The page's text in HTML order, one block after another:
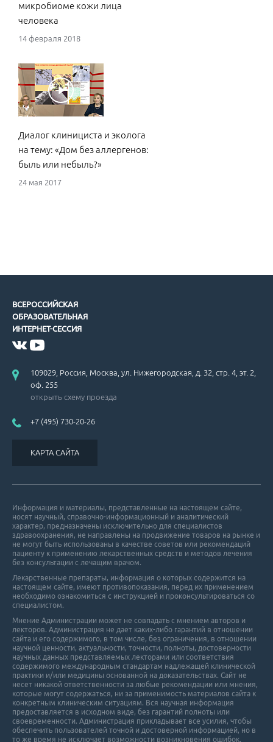
микробиоме кожи лица
человека
14 февраля 2018
Диалог клинициста и эколога
на тему: «Дом без аллергенов:
быль или небыль?»
24 мая 2017
ВСЕРОССИЙСКАЯ
ОБРАЗОВАТЕЛЬНАЯ
ИНТЕРНЕТ-СЕССИЯ
109029, Россия, Москва, ул. Нижегородская, д. 32, стр. 4, эт. 2,
оф. 255
открыть схему проезда
+7 (495) 730-20-26
КАРТА САЙТА
Информация и материалы, представленные на настоящем сайте,
носят научный, справочно-информационный и аналитический
характер, предназначены исключительно для специалистов
здравоохранения, не направлены на продвижение товаров на рынке и
не могут быть использованы в качестве советов или рекомендаций
пациенту к применению лекарственных средств и методов лечения
без консультации с лечащим врачом.
Лекарственные препараты, информация о которых содержится на
настоящем сайте, имеют противопоказания, перед их применением
необходимо ознакомиться с инструкцией и проконсультироваться со
специалистом.
Мнение Администрации может не совпадать с мнением авторов и
лекторов. Администрация не дает каких-либо гарантий в отношении
cайта и его cодержимого, в том числе, без ограничения, в отношении
научной ценности, актуальности, точности, полноты, достоверности
научных данных представляемых лекторами или соответствия
содержимого международным стандартам надлежащей клинической
практики и/или медицины основанной на доказательствах. Сайт не
несет никакой ответственности за любые рекомендации или мнения,
которые могут содержаться, ни за применимость материалов сайта к
конкретным клиническим ситуациям. Вся научная информация
предоставляется в исходном виде, без гарантий полноты или
своевременности. Администрация прикладывает все усилия, чтобы
обеспечить пользователей точной и достоверной информацией, но в
то же время не исключает возможности возникновения ошибок.